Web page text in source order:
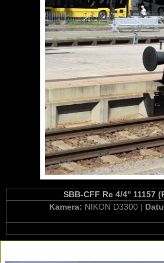
SBB-CFF Re 4/4'' 11157
Kamera: NIKON D3300 |